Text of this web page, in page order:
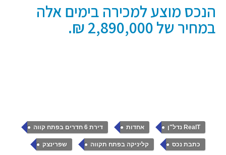
הנכס מוצע למכירה בימים אלה
במחיר של 2,890,000 ₪.
RealT נדל"ן , אחדות , דירת 6 חדרים בפתח קווה ,
כתבת נכס , קליניקה בפתח תקווה , שפרינצק ,